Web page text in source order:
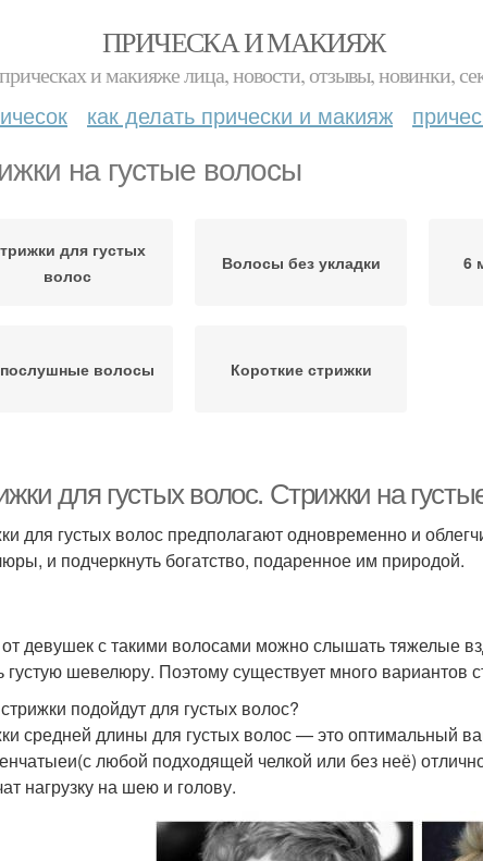
ПРИЧЕСКА И МАКИЯЖ
и макияже лица, новости, отзывы, новинки,
как делать прически и макияж
на густые волосы
для густых
волос
Волосы без укладки 6
волосы Короткие стрижки
для густых волос. Стрижки на
для густых волос предполагают одновременно и
и подчеркнуть богатство, подаренное им природой.
девушек с такими волосами можно слышать тяжелые
густую шевелюру. Поэтому существует много
подойдут для густых волос?
средней длины для густых волос — это оптимальный
любой подходящей челкой или без неё)
нагрузку на шею и голову.